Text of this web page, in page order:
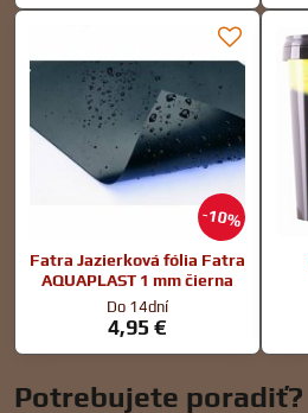
10%
Fatra Jazierková fólia Fatra
AQUAPLAST 1 mm čierna
Do 14dní
4,95 €
Potrebujete poradiť?